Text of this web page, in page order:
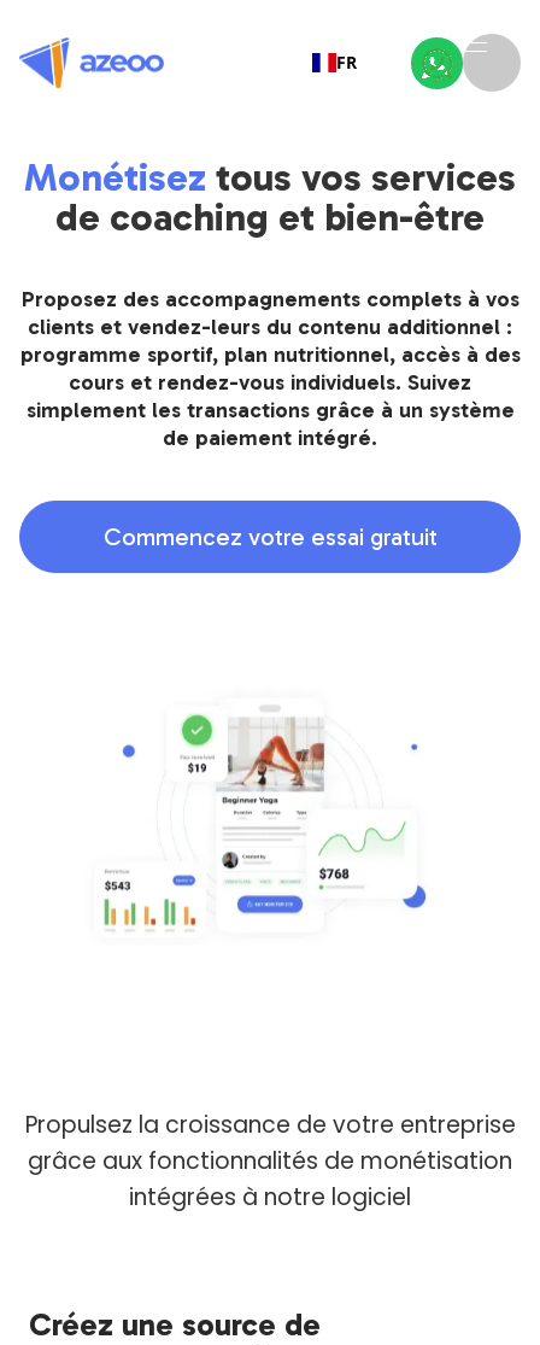
FR
Monétisez tous vos services
de coaching et bien-être
Proposez des accompagnements complets à vos
clients et vendez-leurs du contenu additionnel :
programme sportif, plan nutritionnel, accès à des
cours et rendez-vous individuels. Suivez
simplement les transactions grâce à un système
de paiement intégré.
Commencez votre essai gratuit
Propulsez la croissance de votre entreprise
grâce aux fonctionnalités de monétisation
intégrées à notre logiciel
Créez une source de